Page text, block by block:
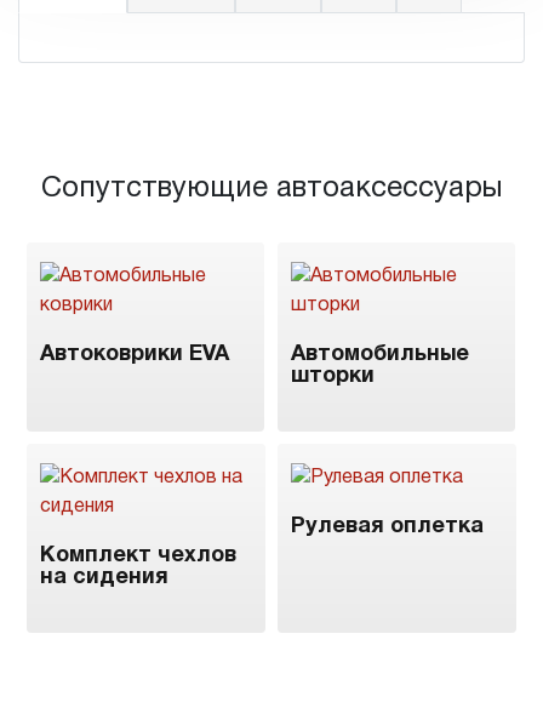
Сопутствующие автоаксессуары
Автоковрики EVA
Автомобильные
шторки
Комплект чехлов
на сидения
Рулевая оплетка